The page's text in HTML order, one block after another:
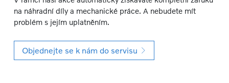
na náhradní díly a mechanické práce. A nebudete mít
problém s jejím uplatněním.
Objednejte se k nám do servisu